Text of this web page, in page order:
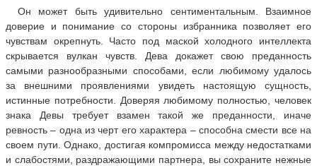
Он может быть удивительно сентиментальным. Взаимное
доверие и понимание со стороны избранника позволяет его
чувствам окрепнуть. Часто под маской холодного интеллекта
скрывается вулкан чувств. Дева докажет свою преданность
самыми разнообразными способами, если любимому удалось
за внешними проявлениями увидеть настоящую сущность,
истинные потребности. Доверяя любимому полностью, человек
знака Девы требует взамен такой же преданности, иначе
ревность – одна из черт его характера – способна смести все на
своем пути. Однако, достигая компромисса между недостатками
и слабостями, раздражающими партнера, вы сохраните нежные